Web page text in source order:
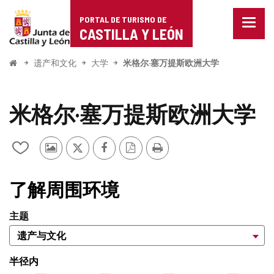
Portal
de
Turismo
Castilla
León
PORTAL DE TURISMO DE
CASTILLA Y LEÓN
菜
导
航
开
遗产和文化 大学 米格尔·塞万提斯欧洲大学
米格尔·塞万提斯欧洲大学
从
笔
记
中
添
加/
删
除
其
他
客
的
推
特
FacebookPDF
版
打
印
了解周围环境
主题
半径内